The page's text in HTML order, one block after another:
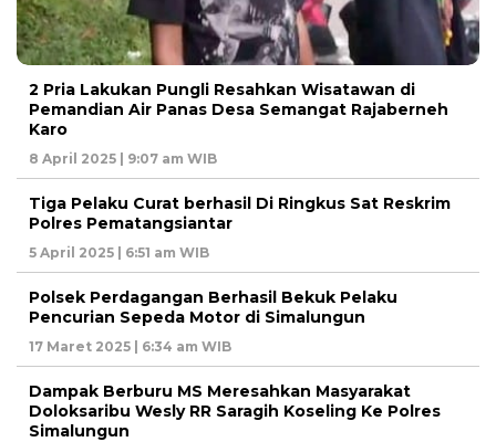
2 Pria Lakukan Pungli Resahkan Wisatawan di
Pemandian Air Panas Desa Semangat Rajaberneh
Karo
8 April 2025 | 9:07 am WIB
Tiga Pelaku Curat berhasil Di Ringkus Sat Reskrim
Polres Pematangsiantar
5 April 2025 | 6:51 am WIB
Polsek Perdagangan Berhasil Bekuk Pelaku
Pencurian Sepeda Motor di Simalungun
17 Maret 2025 | 6:34 am WIB
Dampak Berburu MS Meresahkan Masyarakat
Doloksaribu Wesly RR Saragih Koseling Ke Polres
Simalungun